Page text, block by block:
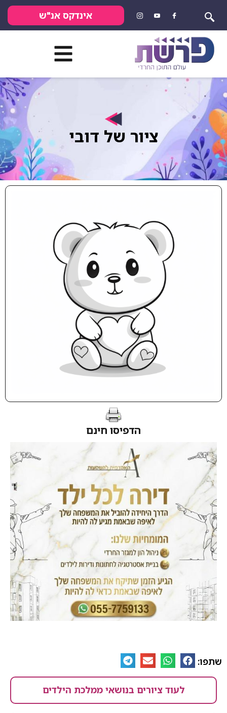
אינדקס אנ"ש
ציור של דובי
הדפיסו חינם
שתפו:
לעוד ציורים בנושאי ממלכת הילדים